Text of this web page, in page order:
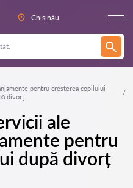
Chișinău
pentru creșterea copilului
divorț
ale
pentru
după divorț